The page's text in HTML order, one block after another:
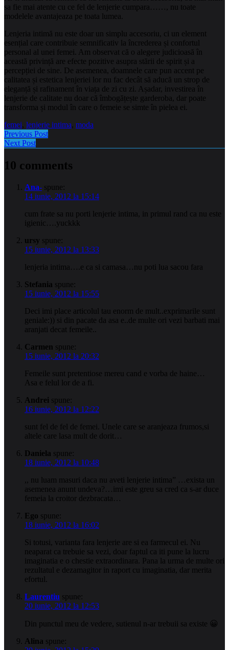
sa fie mai atente cu ce fel de lenjerie cumpara……, nu toate
modelele avantajeaza pe toata lumea.
Lenjeria intimă nu este doar un simplu accesoriu, ci un element
esențial care contribuie semnificativ la încrederea și confortul
personal al unei femei. Am observat că o alegere judicioasă în
această privință are efecte pozitive asupra stării de spirit și a
percepției de sine. De asemenea, doamnele care pun accent pe
calitatea și estetica lenjeriei lor nu fac decât să aducă un strop de
eleganță și rafinament în viața de zi cu zi. Așadar, investirea în
lenjerie de calitate nu doar că îmbogățește garderoba, dar poate
transforma și modul în care o femeie se simte în pielea ei.
femei, lenjerie intima, moda
Previous Post
Next Post
10 comments
Ana- spune:
14 iunie, 2012 la 15:14
cum frate sa nu porti lenjerie intima, in primul rand ca nu este
igienic….yuckkk
ursy spune:
15 iunie, 2012 la 13:33
lenjeria intima….e ca si camasa…nu poti lua sacou fara
Stefania spune:
15 iunie, 2012 la 15:55
Deci imi place articolul tau enorm de mult..exprimarile sunt
geniale:)) si din pacate da asa e..de multe ori vezi barbati mai
aranjati decat femeile..
Carmen spune:
15 iunie, 2012 la 20:32
Femeile sunt pretentiose mereu cand e vorba de haine…
Asa e felul lor de a fi.
Andrei spune:
16 iunie, 2012 la 12:22
sunt fel de fel de femei. Unele care se aranjeaza frumos,si
altele care lasa mult de dorit…
Daniela spune:
18 iunie, 2012 la 10:48
,, nu luam masuri daca nu aveti lenjerie intima” …exista un
asemenea anunt undeva?…imi este greu sa cred ca s-ar duce
femeia la croitor dezbracata…
Ego spune:
18 iunie, 2012 la 16:02
Si totusi, varianta fara lenjerie are si ea farmecul ei. Nu
neaparat ca trebuie sa vezi, doar faptul ca iti pune la lucru
imaginatia e o chestie extraordinara. Pana la urma de multe ori
rezultatul e dezamagitor in raport cu imaginatia, dar merita
efortul.
Laurentiu spune:
20 iunie, 2012 la 12:53
Din punctul meu de vedere, sutienul n-ar trebuii sa existe 😀
Alina spune: